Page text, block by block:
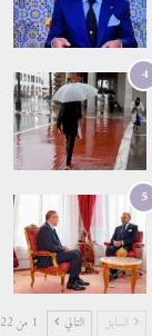
4
5
السابق التالي 1 من 1٬422